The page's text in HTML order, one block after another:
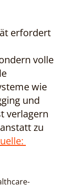
erfordert
volle
wie
und
verlagern
zu